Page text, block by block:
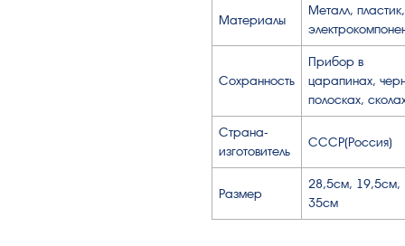
Материалы
Металл, пластик,
Сохранность
Прибор в
царапинах,
полосках,
Страна-
изготовитель
СССР(Россия)
Размер
28,5см, 19,5см,
35см